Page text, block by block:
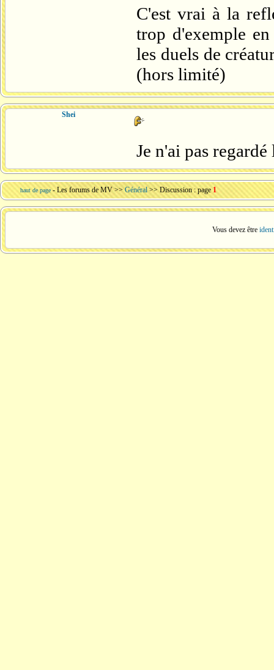
C'est vrai à la
trop d'exemple
les duels de
(hors limité)
Shei
Je n'ai pas regardé
haut de page -Les forums de MV>>Général>> Discussion : page 1
Vous devez être